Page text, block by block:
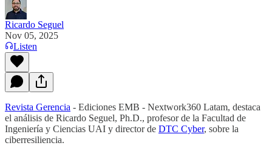
Ricardo Seguel
Nov 05, 2025
Listen
Revista Gerencia - Ediciones EMB - Nextwork360 Latam, destaca
el análisis de Ricardo Seguel, Ph.D., profesor de la Facultad de
Ingeniería y Ciencias UAI y director de DTC Cyber, sobre la
ciberresiliencia.